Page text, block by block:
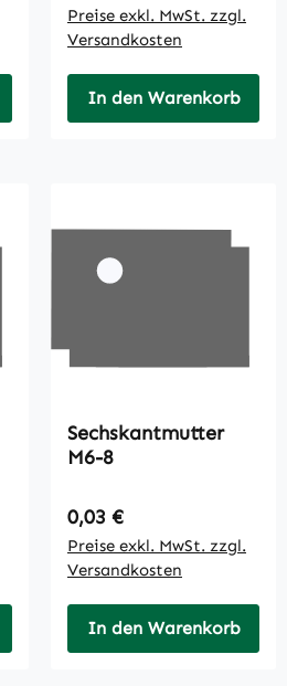
Preise exkl. MwSt. zzgl.
Versandkosten
In den Warenkorb
Sechskantmutter
M6-8
Regulärer Preis:
0,03 €
Preise exkl. MwSt. zzgl.
Versandkosten
In den Warenkorb